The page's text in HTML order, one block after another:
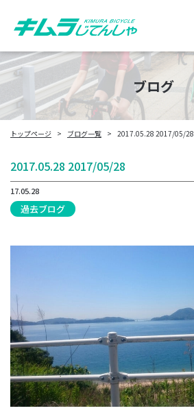
ブログ
トップページ ブログ一覧 2017.05.28 2017/05/28
2017.05.28 2017/05/28
17.05.28
過去ブログ